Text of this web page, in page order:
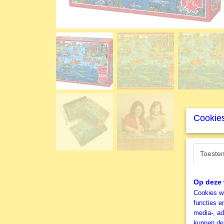
Op
Cookies
functies
media-,